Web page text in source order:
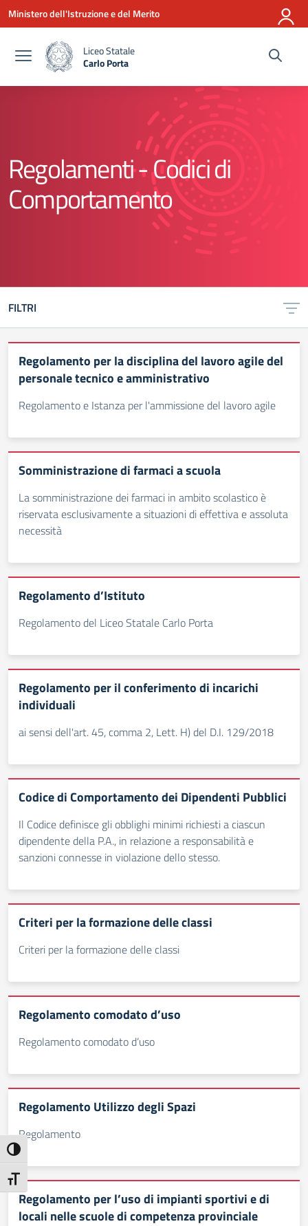
Attiva/disattiva alto contrasto
Attiva/disattiva dimensione testo
Vai ai contenuti
Vai al menu di navigazione
Vai al footer
Ministero dell'Istruzione e del Merito
Liceo Statale
Carlo Porta
Regolamenti - Codici di
Comportamento
FILTRI
Regolamento per la disciplina del lavoro agile del
personale tecnico e amministrativo
Regolamento e Istanza per l'ammissione del lavoro agile
Somministrazione di farmaci a scuola
La somministrazione dei farmaci in ambito scolastico è
riservata esclusivamente a situazioni di effettiva e assoluta
necessità
Regolamento d’Istituto
Regolamento del Liceo Statale Carlo Porta
Regolamento per il conferimento di incarichi
individuali
ai sensi dell'art. 45, comma 2, Lett. H) del D.I. 129/2018
Codice di Comportamento dei Dipendenti Pubblici
Il Codice definisce gli obblighi minimi richiesti a ciascun
dipendente della P.A., in relazione a responsabilità e
sanzioni connesse in violazione dello stesso.
Criteri per la formazione delle classi
Criteri per la formazione delle classi
Regolamento comodato d’uso
Regolamento comodato d’uso
Regolamento Utilizzo degli Spazi
Regolamento
Regolamento per l’uso di impianti sportivi e di
locali nelle scuole di competenza provinciale